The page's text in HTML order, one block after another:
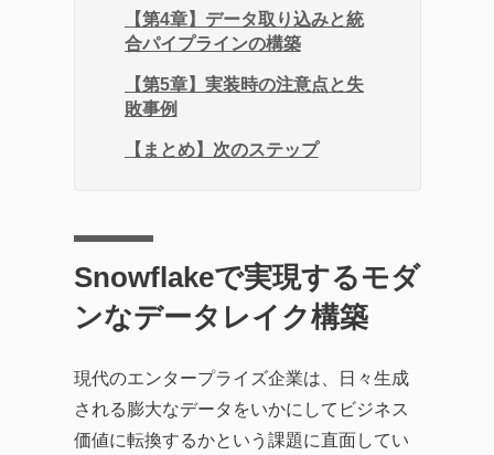
ことを目指します。
【第4章】データ取り込みと統
合パイプラインの構築
【第5章】実装時の注意点と失
敗事例
【まとめ】次のステップ
Snowflakeで実現するモダ
ンなデータレイク構築
現代のエンタープライズ企業は、日々生成
される膨大なデータをいかにしてビジネス
価値に転換するかという課題に直面してい